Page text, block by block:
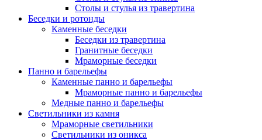
Столы и стулья из травертина
Беседки и ротонды
Каменные беседки
Беседки из травертина
Гранитные беседки
Мраморные беседки
Панно и барельефы
Каменные панно и барельефы
Мраморные панно и барельефы
Медные панно и барельефы
Светильники из камня
Мраморные светильники
Светильники из оникса